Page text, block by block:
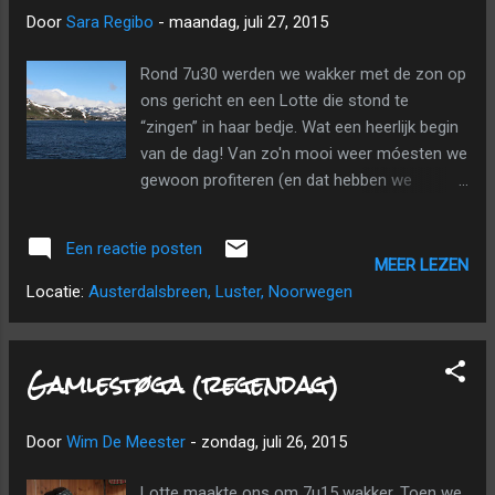
aan een bediende en die ging op zoek naar
winkel. Uiteindelijk vond hij een passende vijs,
maar hij had geen schroevendraaier om alles
vast te zetten. We deden nog onze
boodschappen en trokken terug naar de
Intersport waar ze de rugzak nu wel konden
enorm hun best gedaan. En dat allemaal
gratis! ...
Door Sara Regibo - maandag, juli 27, 2015
Rond 7u30 werden we wakker met de zon op
ons gericht en een Lotte die stond te
“zingen” in haar bedje. Wat een heerlijk begin
van de dag! Van zo'n mooi weer móesten we
gewoon profiteren (en dat hebben we
weliswaar vier uur in beslag zou nemen).
Daar moesten we ons parkeren bij de
tot bij de gletsjer beginnen. Wat bedoeld
niet... Maar die rit met de auto dus... Tot in
volwaardige rijstrook: als het landschap (een
Een reactie posten
Locatie: Austerdalsbreen, Luster, Noorwegen
MEER LEZEN
Gamlestøga (regendag)
Door Wim De Meester - zondag, juli 26, 2015